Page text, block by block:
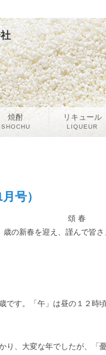
号）
頌 春
の新春を迎え、謹んで皆
す。「午」は昼の１２時
り、大変な年でしたが、
焼酎
SHOCHU
リキュール
LIQUEUR